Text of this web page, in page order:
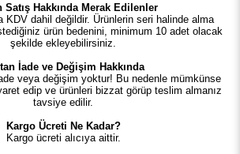
Satış Hakkında Merak Edilenler
KDV dahil değildir. Ürünlerin seri halinde alma
ürün bedenini, minimum 10 adet olacak
şekilde ekleyebilirsiniz.
İade ve Değişim Hakkında
veya değişim yoktur! Bu nedenle mümkünse
edip ve ürünleri bizzat görüp teslim almanız
tavsiye edilir.
Kargo Ücreti Ne Kadar?
Kargo ücreti alıcıya aittir.